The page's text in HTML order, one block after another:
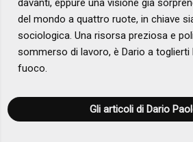
davanti, eppure una visione già
del mondo a quattro ruote, in chiave
sociologica. Una risorsa preziosa e
sommerso di lavoro, è Dario a toglierti
fuoco.
Gli articoli di Dario